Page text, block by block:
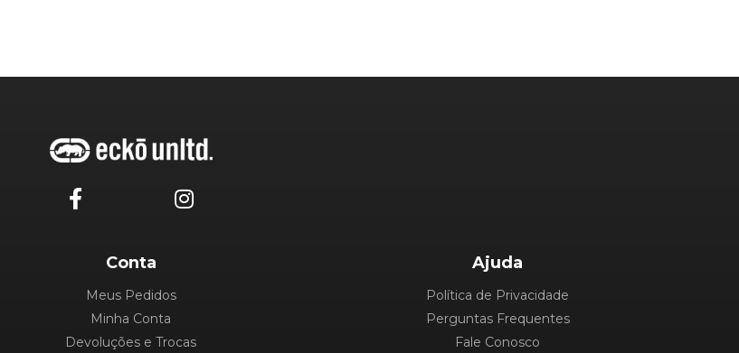
Conta
Meus Pedidos
Minha Conta
Devoluções e Trocas
Ajuda
Política de Privacidade
Perguntas Frequentes
Fale Conosco